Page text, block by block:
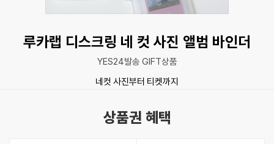
루카랩 디스크링 네 컷 사진 앨범 바인더
YES24발송 GIFT상품
네컷 사진부터 티켓까지
상품권 혜택